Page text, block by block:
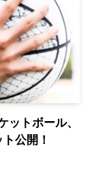
ットボール、
公開！